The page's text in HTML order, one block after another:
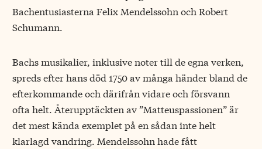
Bachentusiasterna Felix Mendelssohn och Robert
Schumann.
Bachs musikalier, inklusive noter till de egna verken,
spreds efter hans död 1750 av många händer bland de
efterkommande och därifrån vidare och försvann
ofta helt. Återupptäckten av ”Matteuspassionen” är
det mest kända exemplet på en sådan inte helt
klarlagd vandring. Mendelssohn hade fått